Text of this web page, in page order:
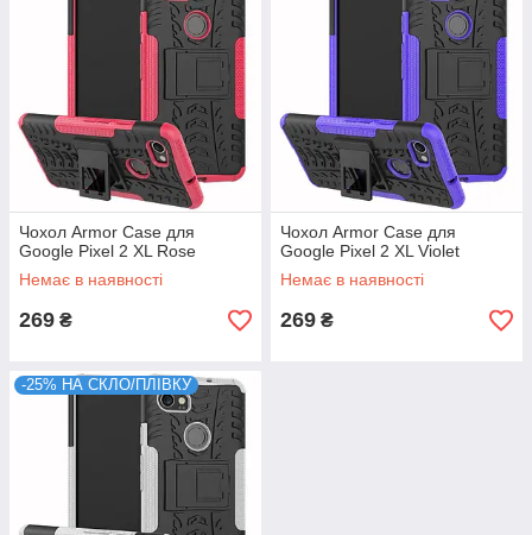
Чохол Armor Case для
Google Pixel 2 XL Rose
Немає в наявності
269 ₴
Чохол Armor Case для
Google Pixel 2 XL Violet
Немає в наявності
269 ₴
-25% НА СКЛО/ПЛІВКУ